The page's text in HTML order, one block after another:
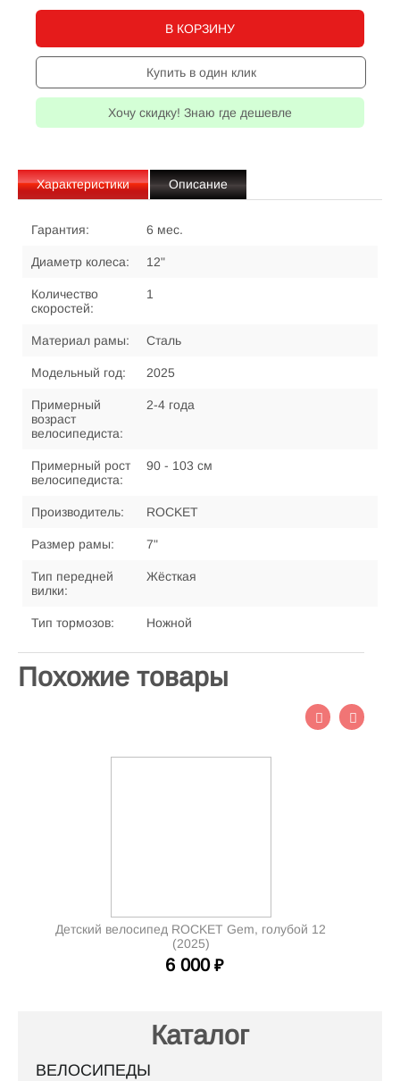
В КОРЗИНУ
Купить в один клик
Хочу скидку! Знаю где дешевле
Характеристики Описание
Гарантия: 6 мес.
Диаметр колеса: 12"
Количество
скоростей:
1
Материал рамы: Сталь
Модельный год: 2025
Примерный
возраст
велосипедиста:
2-4 года
Примерный рост
велосипедиста:
90 - 103 см
Производитель: ROCKET
Размер рамы: 7"
Тип передней
вилки:
Жёсткая
Тип тормозов: Ножной
Похожие товары
Детский велосипед ROCKET Gem, голубой 12
(2025)
6 000 ₽
Каталог
ВЕЛОСИПЕДЫ